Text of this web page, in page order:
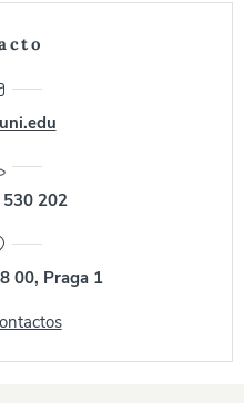
202
00, Praga 1